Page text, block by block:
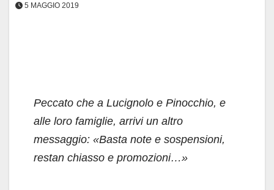
5 MAGGIO 2019
Peccato che a Lucignolo e Pinocchio, e
alle loro famiglie, arrivi un altro
messaggio: «Basta note e sospensioni,
restan chiasso e promozioni…»